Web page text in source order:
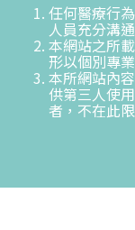
任何醫療行
人員充分溝
本網站之所
形以個別專
本所網站內
供第三人使
者，不在此